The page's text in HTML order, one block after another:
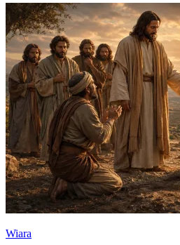
Wiara